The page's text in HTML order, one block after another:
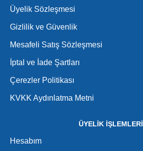
Üyelik Sözleşmesi
Gizlilik ve Güvenlik
Mesafeli Satış Sözleşmesi
İptal ve İade Şartları
Çerezler Politikası
KVKK Aydınlatma Metni
ÜYELİK İŞLEMLERİ
Hesabım